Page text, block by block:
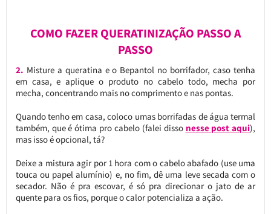
COMO FAZER QUERATINIZAÇÃO PASSO A
PASSO
2. Misture a queratina e o Bepantol no borrifador, caso tenha
em casa, e aplique o produto no cabelo todo, mecha por
mecha, concentrando mais no comprimento e nas pontas.
Quando tenho em casa, coloco umas borrifadas de água termal
também, que é ótima pro cabelo (falei disso nesse post aqui),
mas isso é opcional, tá?
Deixe a mistura agir por 1 hora com o cabelo abafado (use uma
touca ou papel alumínio) e, no fim, dê uma leve secada com o
secador. Não é pra escovar, é só pra direcionar o jato de ar
quente para os fios, porque o calor potencializa a ação.